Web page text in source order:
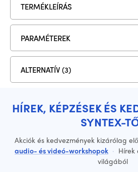
TERMÉKLEÍRÁS
PARAMÉTEREK
ALTERNATÍV (3)
HÍREK, KÉPZÉSEK ÉS
SYNTEX-
Akciók és kedvezmények kizárólag
audio- és videó-workshopok ·
világából